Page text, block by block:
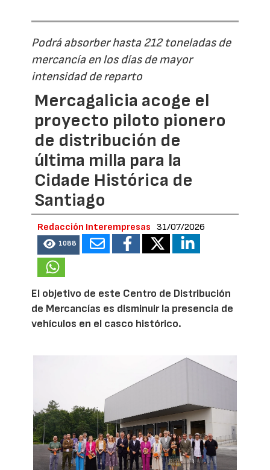
Podrá absorber hasta 212 toneladas de
mercancía en los días de mayor
intensidad de reparto
Mercagalicia acoge el
proyecto piloto pionero
de distribución de
última milla para la
Cidade Histórica de
Santiago
Redacción Interempresas 31/07/2026
1088
El objetivo de este Centro de Distribución
de Mercancías es disminuir la presencia de
vehículos en el casco histórico.